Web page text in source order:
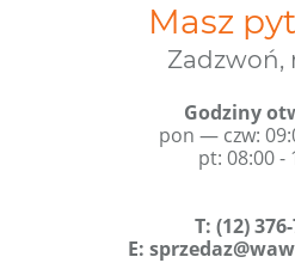
Masz
Zadzwoń,
Godziny
pon — czw:
pt: 08:00 -
T: (12)
E: